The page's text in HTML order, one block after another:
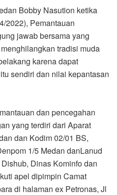
Bobby Nasution ketika
2022), Pemantauan
jawab bersama yang
tradisi muda
karena dapat
sendiri dan nilai kepantasan
dan pencegahan
yang terdiri dari Aparat
dan Kodim 02/01 BS,
1/5 Medan danLanud
Dinas Kominfo dan
apel dipimpin Camat
di halaman ex Petronas, Jl